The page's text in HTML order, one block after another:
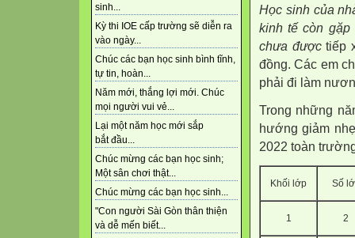
sinh...
Kỳ thi IOE cấp trường sẽ diễn ra
vào ngày...
Chúc các bạn học sinh bình tĩnh,
tự tin, hoàn...
Năm mới, thắng lợi mới. Chúc
mọi người vui vẻ...
Lại một năm học mới sắp
bắt đầu...
Chúc mừng các bạn học sinh;
Một sân chơi thật...
Chúc mừng các bạn học sinh...
"Con người Sài Gòn thân thiện
và dễ mến biết...
Học sinh của
kinh tế còn gặp
chưa đượctiếp
đồng. Các em
phải đi làm
Trong những
hướng giảm
2022 toàn
Khối lớp Số
1 2